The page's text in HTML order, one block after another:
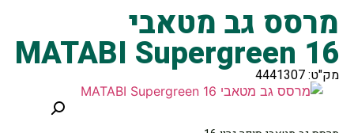
מרסס גב מטאבי
MATABI Supergreen 16
מק"ט: 4441307